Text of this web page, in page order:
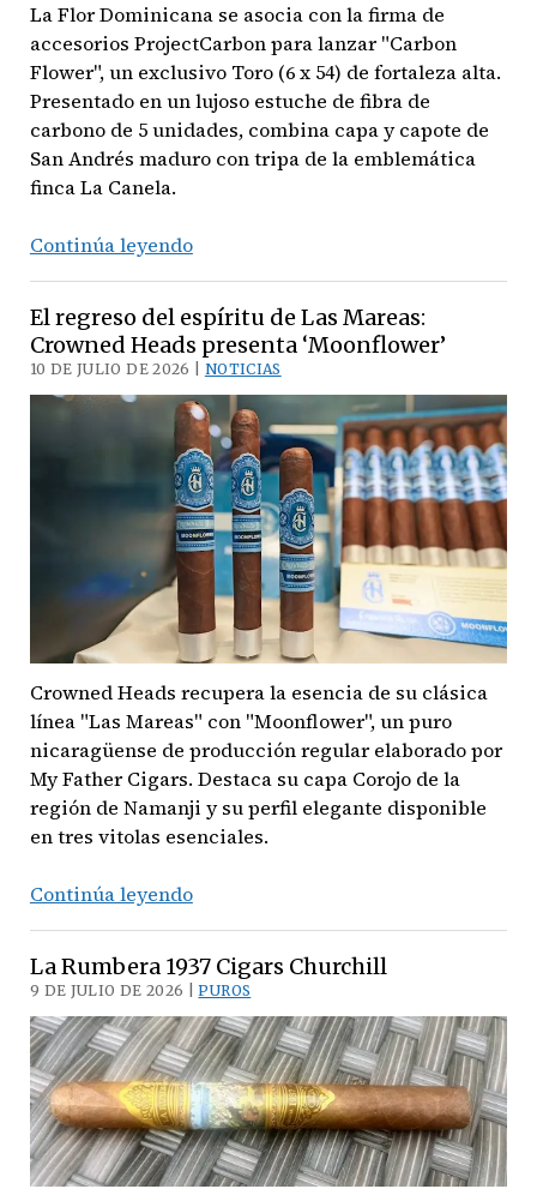
La Flor Dominicana se asocia con la firma de
accesorios ProjectCarbon para lanzar "Carbon
Flower", un exclusivo Toro (6 x 54) de fortaleza alta.
Presentado en un lujoso estuche de fibra de
carbono de 5 unidades, combina capa y capote de
San Andrés maduro con tripa de la emblemática
finca La Canela.
Continúa leyendoElegancia
fibra
de
carbono:
Flor
Dominicana
presenta
‘Carbon
Flower’
El regreso del espíritu de Las Mareas:
Crowned Heads presenta ‘Moonflower’
10 DE JULIO DE 2026 | NOTICIAS
Crowned Heads recupera la esencia de su clásica
línea "Las Mareas" con "Moonflower", un puro
nicaragüense de producción regular elaborado por
My Father Cigars. Destaca su capa Corojo de la
región de Namanji y su perfil elegante disponible
en tres vitolas esenciales.
Continúa leyendoEl
espíritu
Las
Mareas:
Crowned
Heads
presenta
‘Moonflower’
La Rumbera 1937 Cigars Churchill
9 DE JULIO DE 2026 |PUROS